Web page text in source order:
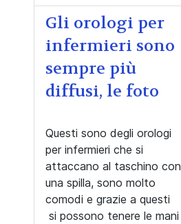
Gli orologi per
infermieri sono
sempre più
diffusi, le foto
Questi sono degli orologi
per infermieri che si
attaccano al taschino con
una spilla, sono molto
comodi e grazie a questi
si possono tenere le mani